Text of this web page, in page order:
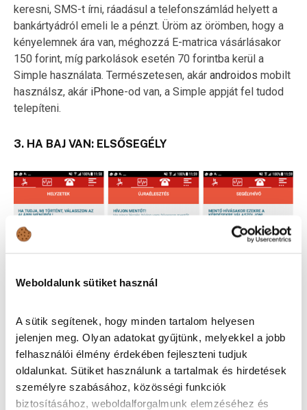
Weboldalunk sütiket használ
A sütik segítenek, hogy minden tartalom helyesen
jelenjen meg. Olyan adatokat gyűjtünk, melyekkel a jobb
felhasználói élmény érdekében fejleszteni tudjuk
oldalunkat. Sütiket használunk a tartalmak és hirdetések
személyre szabásához, közösségi funkciók
biztosításához, weboldalforgalmunk elemzéséhez és
keresni, SMS-t írni, ráadásul a telefonszámlád helyett a
bankártyádról emeli le a pénzt. Üröm az örömben, hogy a
kényelemnek ára van, méghozzá E-matrica vásárlásakor
150 forint, míg parkolások esetén 70 forintba kerül a
Simple használata. Természetesen, akár androidos mobilt
használsz, akár iPhone-od van, a Simple appját fel tudod
telepíteni.
3. HA BAJ VAN: ELSŐSEGÉLY
Sajnos előfordulnak balesetek. Akár te is részese vagy,
akár mással történik, jó, ha tudod mit kell tenni. Ha nem is
épp a baleset pillanatában, de előtte azért szerintem nézd
át az Elsősegély alkalmazást, hiszen ebben hasznos
tanácsokat kaphatsz arra vonatkozóan, hogy mikor mit kell